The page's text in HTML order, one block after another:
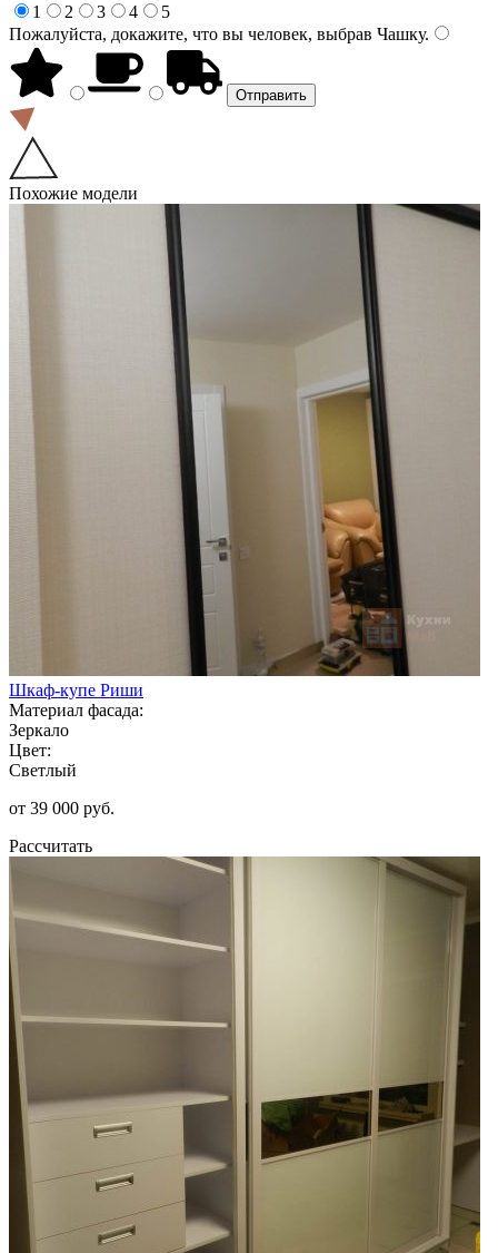
1
2 3 4
5
Пожалуйста, докажите, что вы человек, выбрав Чашку.
Похожие модели
Шкаф-купе Риши
Материал фасада:
Зеркало
Цвет:
Светлый
от 39 000 руб.
Рассчитать